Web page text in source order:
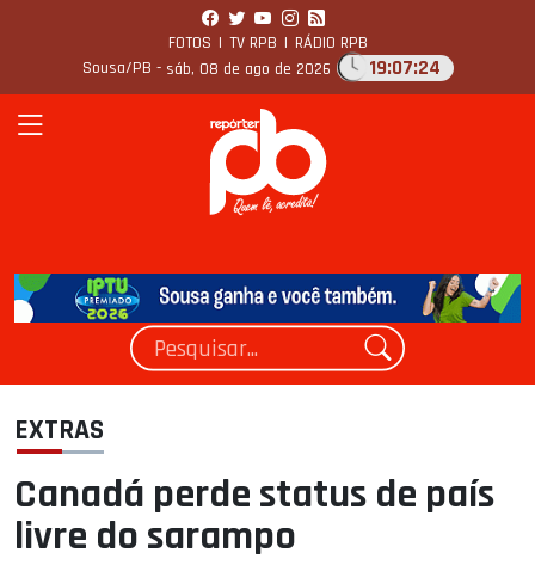
FOTOS | TV RPB | RÁDIO RPB
Sousa/PB - sáb, 08 de ago de 2026 19:07:24
EXTRAS
Canadá perde status de país
livre do sarampo